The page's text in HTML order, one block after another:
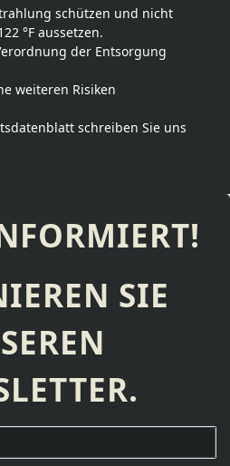
schützen und nicht
°F aussetzen.
der Entsorgung
weiteren Risiken
schreiben Sie uns
SIE